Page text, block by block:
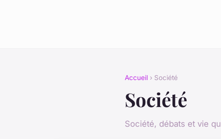
Accueil › Société
Société
Société, débats et vie